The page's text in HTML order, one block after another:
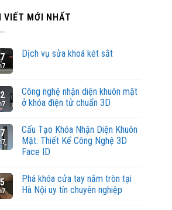
VIẾT MỚI NHẤT
Dịch vụ sửa khoá két sắt
Công nghệ nhận diện khuôn mặt
ở khóa điện tử chuẩn 3D
Cấu Tạo Khóa Nhận Diện Khuôn
Mặt: Thiết Kế Công Nghệ 3D
Face ID
Phá khóa cửa tay nắm tròn tại
Hà Nội uy tín chuyên nghiệp